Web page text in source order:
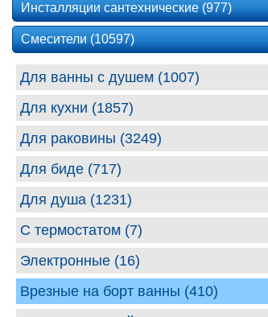
Инсталляции сантехнические (977)
Смесители (10597)
Для ванны с душем (1007)
Для кухни (1857)
Для раковины (3249)
Для биде (717)
Для душа (1231)
С термостатом (7)
Электронные (16)
Врезные на борт ванны (410)